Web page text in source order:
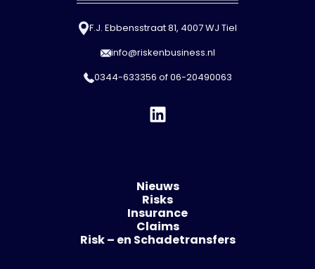
F.J. Ebbensstraat 81, 4007 WJ Tiel
info@riskenbusiness.nl
0344-633356 of06-20490063
Nieuws
Risks
Insurance
Claims
Risk – en Schadetransfers